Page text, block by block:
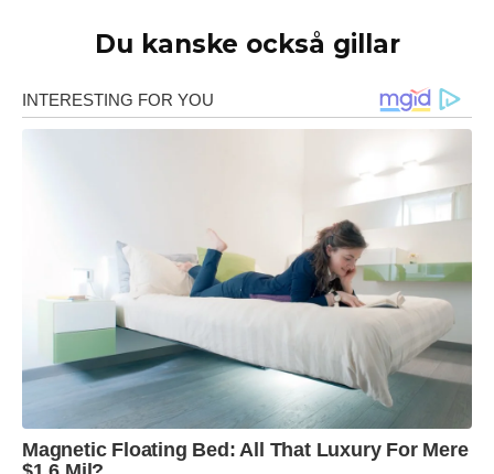
Du kanske också gillar